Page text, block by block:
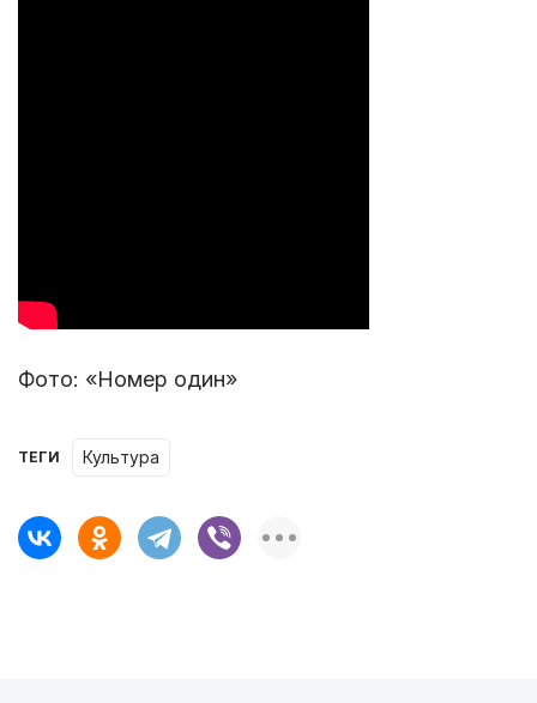
Фото: «Номер один»
ТЕГИ Культура